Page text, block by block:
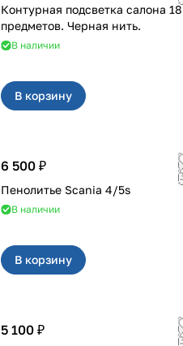
Контурная подсветка салона 18
предметов. Черная нить.
В наличии
В корзину
6 500 ₽
Пенолитье Scania 4/5s
В наличии
В корзину
5 100 ₽